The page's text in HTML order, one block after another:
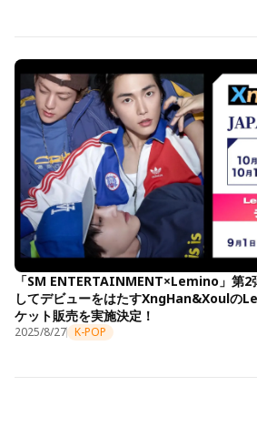
「SM ENTERTAINMENT×Lemino」第2
してデビューをはたすXngHan&Xoulの
ケット販売を実施決定！
2025/8/27 K-POP